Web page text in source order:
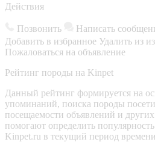
Действия
Позвонить Написать
Добавить в избранное Удалить из
Пожаловаться на объявление
Рейтинг породы на Kinpet
Данный рейтинг формируется на
упоминаний, поиска породы
посещаемости объявлений и
помогают определить
Kinpet.ru в текущий период